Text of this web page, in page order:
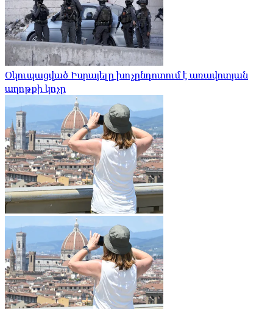
Օկուպացված Իսրայելը խոչընդոտում է առավոտյան
աղոթքի կոչը